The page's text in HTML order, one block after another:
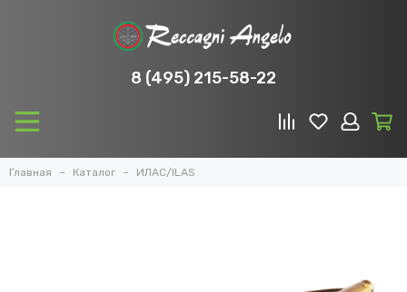
8 (495) 215-58-22
Главная Каталог ИЛАС/ILAS